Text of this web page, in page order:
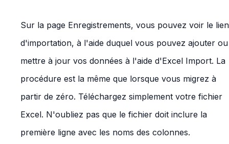
Sur la page Enregistrements, vous pouvez voir le lien
d'importation, à l'aide duquel vous pouvez ajouter ou
mettre à jour vos données à l'aide d'Excel Import. La
procédure est la même que lorsque vous migrez à
partir de zéro. Téléchargez simplement votre fichier
Excel. N'oubliez pas que le fichier doit inclure la
première ligne avec les noms des colonnes.